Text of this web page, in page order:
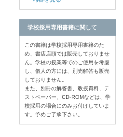
学校採用専用書籍に関して
この書籍は学校採用専用書籍のた
め、書店店頭では販売しておりませ
ん。学校の授業等でのご使用を考慮
し、個人の方には、別売解答も販売
しておりません。
また、別冊の解答書、教授資料、テ
ストペーパー、CD-ROMなどは、学
校採用の場合にのみお付けしていま
す。予めご了承下さい。